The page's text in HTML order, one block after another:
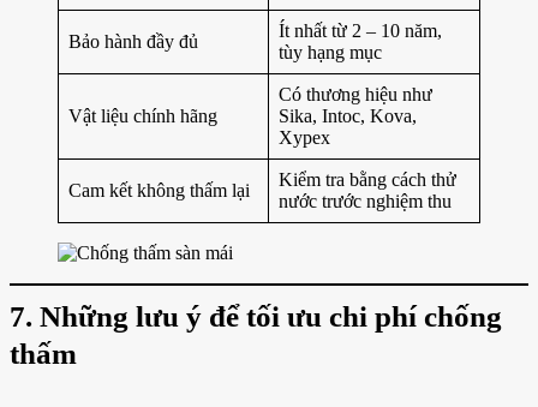
Bảo hành đầy đủ
Ít nhất từ 2 – 10 năm,
tùy hạng mục
Vật liệu chính hãng
Có thương hiệu như
Sika, Intoc, Kova,
Xypex
Cam kết không thấm lại
Kiểm tra bằng cách thử
nước trước nghiệm thu
7. Những lưu ý để tối ưu chi phí chống
thấm